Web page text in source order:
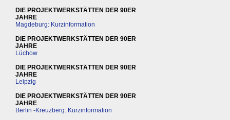
DIE PROJEKTWERKSTÄTTEN DER 90ER
JAHRE
Magdeburg: Kurzinformation
DIE PROJEKTWERKSTÄTTEN DER 90ER
JAHRE
Lüchow
DIE PROJEKTWERKSTÄTTEN DER 90ER
JAHRE
Leipzig
DIE PROJEKTWERKSTÄTTEN DER 90ER
JAHRE
Berlin -Kreuzberg: Kurzinformation